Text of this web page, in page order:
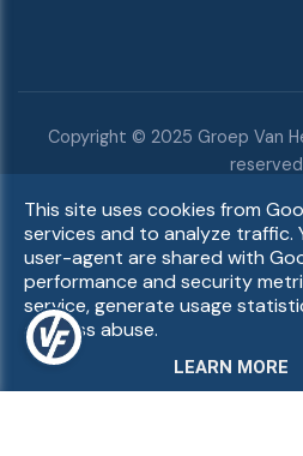
Copyright © 2025 Groep Van
GDPR Remuneratiebeleid |
Duurzaamheidsbeleid|UP-
This site uses cookies from
services and to analyze traffic.
user-agent are shared with
performance and security
service, generate usage
address abuse.
LEARN MORE